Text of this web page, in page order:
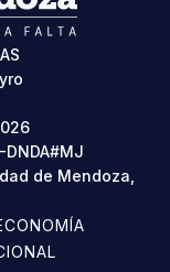
de Mendoza,